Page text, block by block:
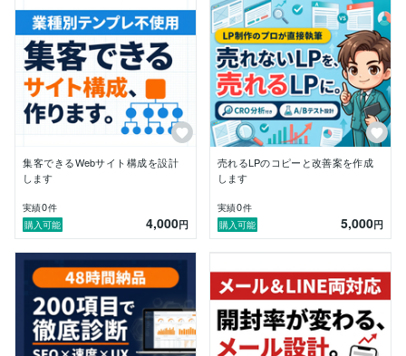
■ 200+アプリ連携の自動化対応
n8nワークフローでGmail・Slack・Sheets・CRM・Wo
rdPressなど200以上のサービスを連携。営業・マー
ケ・バックオフィスの定型業務を自動化し、本業に集中
できる環境を構築します。
■ Webマーケティング設計の実務経験
SEO・CRO・コピーライティング・サイト設計・メー
ル設計を業務として継続的に対応。テクニカル面（速
度・構造化データ・アクセシビリティ）から、戦略面
ます。
1. ダイレクトメッセージで現状をヒアリング（無料）
2. 最適なサービス・プランをご提案
3. ご注文確定後、追加ヒアリング → 制作・実装
4. 納品・修正対応（プランに応じて2回まで無料）
5. ご希望に応じて運用・改善の継続支援
集客できるWebサイト構成を設計
します
実績0件
購入可能
4,000円
売れるLPのコピーと改善案を作成
します
実績0件
購入可能
5,000円